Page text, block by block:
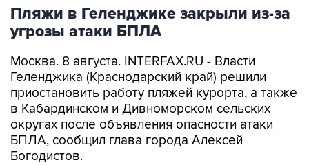
Пляжи в Геленджике закрыли из-за
угрозы атаки БПЛА
Москва. 8 августа. INTERFAX.RU - Власти
Геленджика (Краснодарский край) решили
приостановить работу пляжей курорта, а также
в Кабардинском и Дивноморском сельских
округах после объявления опасности атаки
БПЛА, сообщил глава города Алексей
Богодистов.